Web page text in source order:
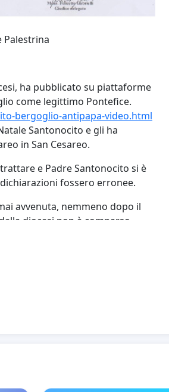
Palestrina
ha pubblicato su piattaforme
come legittimo Pontefice.
bergoglio-antipapa-video.html
Santonocito e gli ha
in San Cesareo.
e Padre Santonocito si è
fossero erronee.
avvenuta, nemmeno dopo il
diocesi non è comparso
Gregis che non